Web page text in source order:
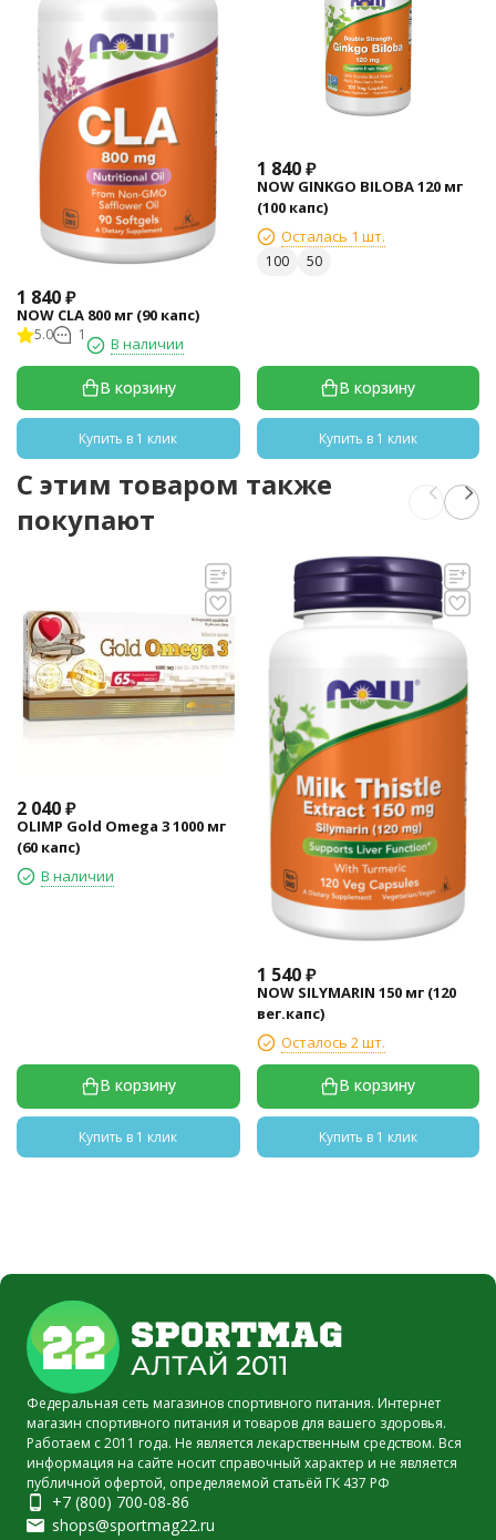
1 840₽
NOW CLA 800 мг (90 капс)
5.0 1 В наличии
В корзину
Купить в 1 клик
1 840 ₽
NOW GINKGO BILOBA 120 мг
(100 капс)
Осталась 1 шт.
100 50
В корзину
Купить в 1 клик
C этим товаром также
покупают
2 040₽
OLIMP Gold Omega 3 1000 мг
(60 капс)
В наличии
В корзину
Купить в 1 клик
1 540 ₽
NOW SILYMARIN 150 мг (120
вег.капс)
Осталось 2 шт.
В корзину
Купить в 1 клик
Федеральная сеть магазинов спортивного питания. Интернет
магазин спортивного питания и товаров для вашего здоровья.
Работаем с 2011 года. Не является лекарственным средством. Вся
информация на сайте носит справочный характер и не является
публичной офертой, определяемой статьёй ГК 437 РФ
+7 (800) 700-08-86
shops@sportmag22.ru